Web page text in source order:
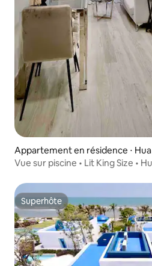
Appartement en résidence ⋅
Vue sur piscine • Lit King Size •
Superhôte
Superhôte